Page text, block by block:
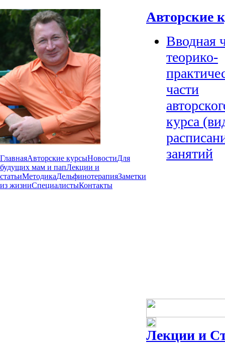
ГлавнаяАвторские курсыНовостиДля
будущих мам и папЛекции и
статьиМетодикаДельфинотерапияЗаметки
из жизниСпециалистыКонтакты
Авторские
Вводная
теорико-
части
курса
занятий
Лекции и